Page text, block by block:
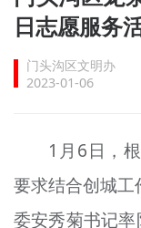
文明创建
文明实践
未成年人思想
榜样人物
日志愿服务
门头沟区文明办
2023-01-06
1月6日，
要求结合创城
委安秀菊书记率